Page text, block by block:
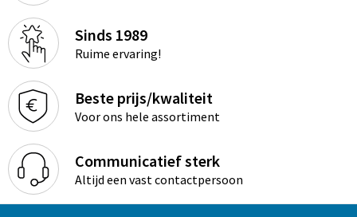
Sinds 1989
Ruime ervaring!
Beste prijs/kwaliteit
Voor ons hele assortiment
Communicatief sterk
Altijd een vast contactpersoon